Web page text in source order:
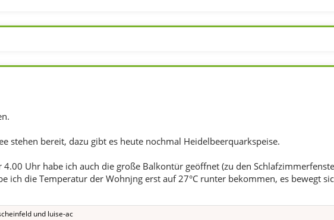
stehen bereit, dazu gibt es heute nochmal Heidelbeerquarkspeise.
4.00 Uhr habe ich auch die große Balkontür geöffnet (zu den
ich die Temperatur der Wohnjng erst auf 27°C runter bekommen, es bewegt
und luise-ac